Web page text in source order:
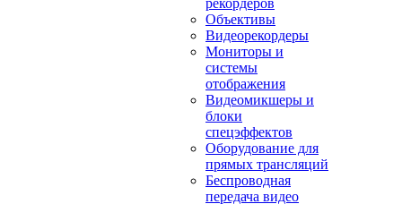
рекордеров
Объективы
Видеорекордеры
Мониторы и
системы
отображения
Видеомикшеры и
блоки
спецэффектов
Оборудование для
прямых трансляций
Беспроводная
передача видео